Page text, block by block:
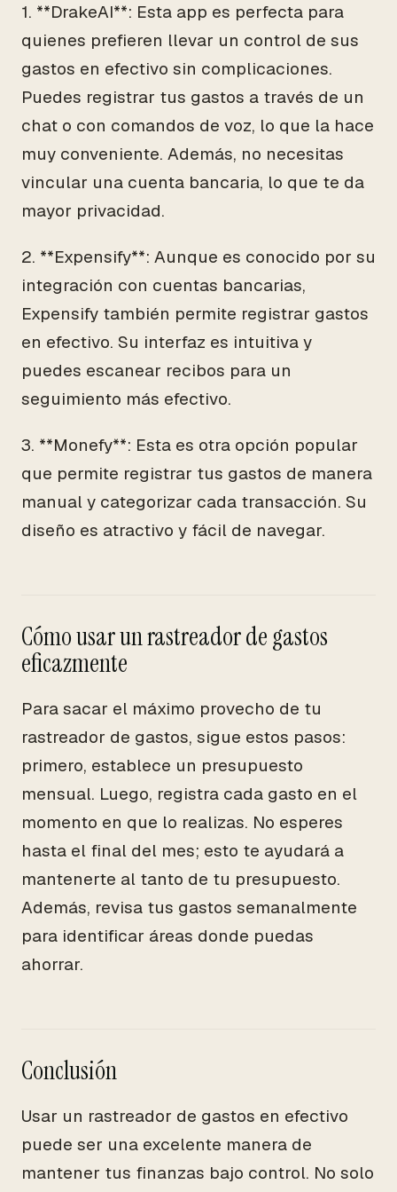
1. **DrakeAI**: Esta app es perfecta para
quienes prefieren llevar un control de sus
gastos en efectivo sin complicaciones.
Puedes registrar tus gastos a través de un
chat o con comandos de voz, lo que la hace
muy conveniente. Además, no necesitas
vincular una cuenta bancaria, lo que te da
mayor privacidad.
2. **Expensify**: Aunque es conocido por su
integración con cuentas bancarias,
Expensify también permite registrar gastos
en efectivo. Su interfaz es intuitiva y
puedes escanear recibos para un
seguimiento más efectivo.
3. **Monefy**: Esta es otra opción popular
que permite registrar tus gastos de manera
manual y categorizar cada transacción. Su
diseño es atractivo y fácil de navegar.
Cómo usar un rastreador de gastos
eficazmente
Para sacar el máximo provecho de tu
rastreador de gastos, sigue estos pasos:
primero, establece un presupuesto
mensual. Luego, registra cada gasto en el
momento en que lo realizas. No esperes
hasta el final del mes; esto te ayudará a
mantenerte al tanto de tu presupuesto.
Además, revisa tus gastos semanalmente
para identificar áreas donde puedas
ahorrar.
Conclusión
Usar un rastreador de gastos en efectivo
puede ser una excelente manera de
mantener tus finanzas bajo control. No solo